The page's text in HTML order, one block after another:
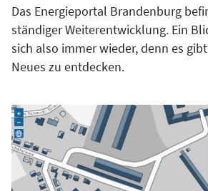
Das Energieportal Brandenburg
ständiger Weiterentwicklung. Ein
sich also immer wieder, denn es
Neues zu entdecken.